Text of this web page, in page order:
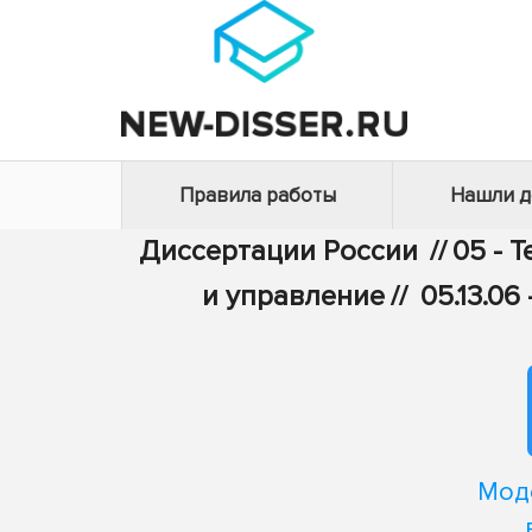
Правила работы Нашли
Диссертации России // 05 -
и управление//